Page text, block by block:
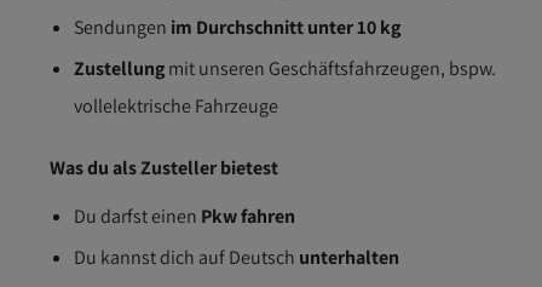
Sendungen im Durchschnitt unter 10 kg
Zustellungmit unseren Geschäftsfahrzeugen, bspw.
vollelektrische Fahrzeuge
Was du als Zusteller bietest
Du darfst einen Pkw fahren
Du kannst dich auf Deutsch unterhalten